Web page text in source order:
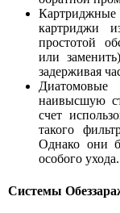
картриджи
простотой
или
задерживая
Диатомовые
наивысшую
счет
такого
Однако они
особого ухода.
Системы